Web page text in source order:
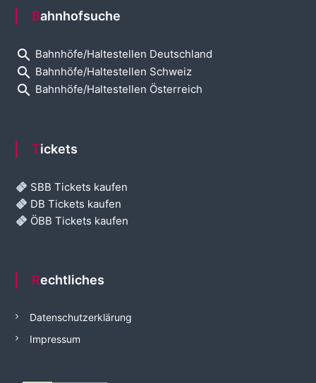
Bahnhofsuche
search Bahnhöfe/Haltestellen Deutschland
search Bahnhöfe/Haltestellen Schweiz
search Bahnhöfe/Haltestellen Österreich
Tickets
SBB Tickets kaufen
DB Tickets kaufen
ÖBB Tickets kaufen
Rechtliches
Datenschutzerklärung
Impressum